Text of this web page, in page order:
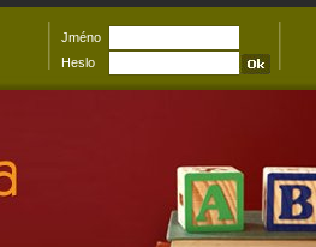
Jméno
Heslo